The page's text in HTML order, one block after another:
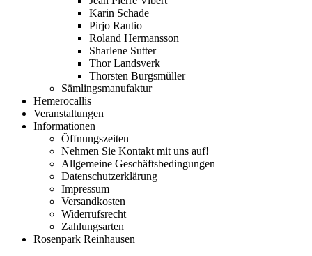
Karin Schade
Pirjo Rautio
Roland Hermansson
Sharlene Sutter
Thor Landsverk
Thorsten Burgsmüller
Sämlingsmanufaktur
Hemerocallis
Veranstaltungen
Informationen
Öffnungszeiten
Nehmen Sie Kontakt mit uns auf!
Allgemeine Geschäftsbedingungen
Datenschutzerklärung
Impressum
Versandkosten
Widerrufsrecht
Zahlungsarten
Rosenpark Reinhausen